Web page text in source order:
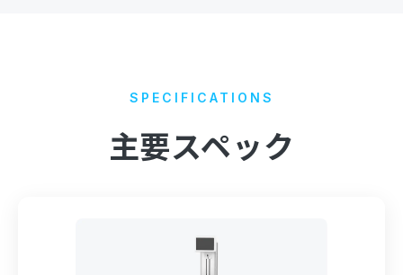
SPECIFICATIONS
主要スペック